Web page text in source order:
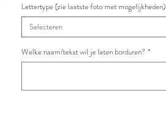
Lettertype (zie laatste foto met mogelijkheden)
Selecteren
Welke naam/tekst wil je laten borduren? *